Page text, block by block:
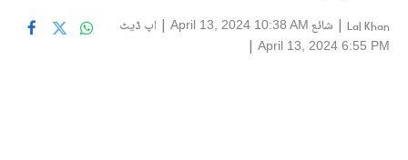
Lal Khan
| شائع April 13, 2024 10:38 AM
| اپ ڈیٹ
April 13, 2024 6:55 PM
|